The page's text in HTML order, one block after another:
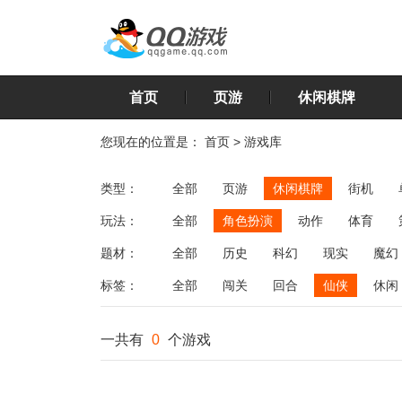
首页 页游 休闲棋牌
您现在的位置是： 首页 > 游戏库
类型： 全部 页游 休闲棋牌 街机
玩法： 全部 角色扮演 动作 体育
飞行
恋爱 第三人称射击 棋类
题材： 全部 历史 科幻 现实 魔幻
标签： 全部 闯关 回合 仙侠 休闲
一共有 0 个游戏